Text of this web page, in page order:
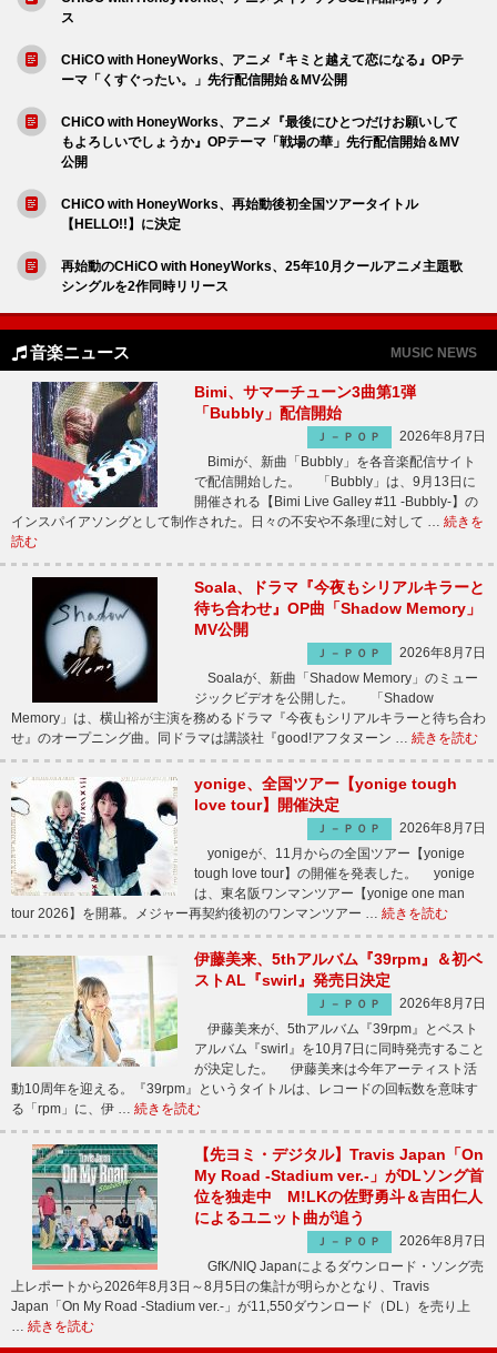
ス
CHiCO with HoneyWorks、アニメ『キミと越えて恋になる』OPテ
ーマ「くすぐったい。」先行配信開始＆MV公開
CHiCO with HoneyWorks、アニメ『最後にひとつだけお願いして
もよろしいでしょうか』OPテーマ「戦場の華」先行配信開始＆MV
公開
CHiCO with HoneyWorks、再始動後初全国ツアータイトル
【HELLO!!】に決定
再始動のCHiCO with HoneyWorks、25年10月クールアニメ主題歌
シングルを2作同時リリース
音楽ニュース MUSIC NEWS
Bimi、サマーチューン3曲第1弾
「Bubbly」配信開始
Ｊ－ＰＯＰ
2026年8月7日
Bimiが、新曲「Bubbly」を各音楽配信サイト
で配信開始した。 「Bubbly」は、9月13日に
開催される【Bimi Live Galley #11 -Bubbly-】の
インスパイアソングとして制作された。日々の不安や不条理に対して … 続きを
読む
Soala、ドラマ『今夜もシリアルキラーと
待ち合わせ』OP曲「Shadow Memory」
MV公開
Ｊ－ＰＯＰ
2026年8月7日
Soalaが、新曲「Shadow Memory」のミュー
ジックビデオを公開した。 「Shadow
Memory」は、横山裕が主演を務めるドラマ『今夜もシリアルキラーと待ち合わ
せ』のオープニング曲。同ドラマは講談社『good!アフタヌーン … 続きを読む
yonige、全国ツアー【yonige tough
love tour】開催決定
Ｊ－ＰＯＰ
2026年8月7日
yonigeが、11月からの全国ツアー【yonige
tough love tour】の開催を発表した。 yonige
は、東名阪ワンマンツアー【yonige one man
tour 2026】を開幕。メジャー再契約後初のワンマンツアー … 続きを読む
伊藤美来、5thアルバム『39rpm』＆初ベ
ストAL『swirl』発売日決定
Ｊ－ＰＯＰ
2026年8月7日
伊藤美来が、5thアルバム『39rpm』とベスト
アルバム『swirl』を10月7日に同時発売すること
が決定した。 伊藤美来は今年アーティスト活
動10周年を迎える。『39rpm』というタイトルは、レコードの回転数を意味す
る「rpm」に、伊 … 続きを読む
【先ヨミ・デジタル】Travis Japan「On
My Road -Stadium ver.-」がDLソング首
位を独走中 M!LKの佐野勇斗＆吉田仁人
によるユニット曲が追う
Ｊ－ＰＯＰ
2026年8月7日
GfK/NIQ Japanによるダウンロード・ソング売
上レポートから2026年8月3日～8月5日の集計が明らかとなり、Travis
Japan「On My Road -Stadium ver.-」が11,550ダウンロード（DL）を売り上
… 続きを読む